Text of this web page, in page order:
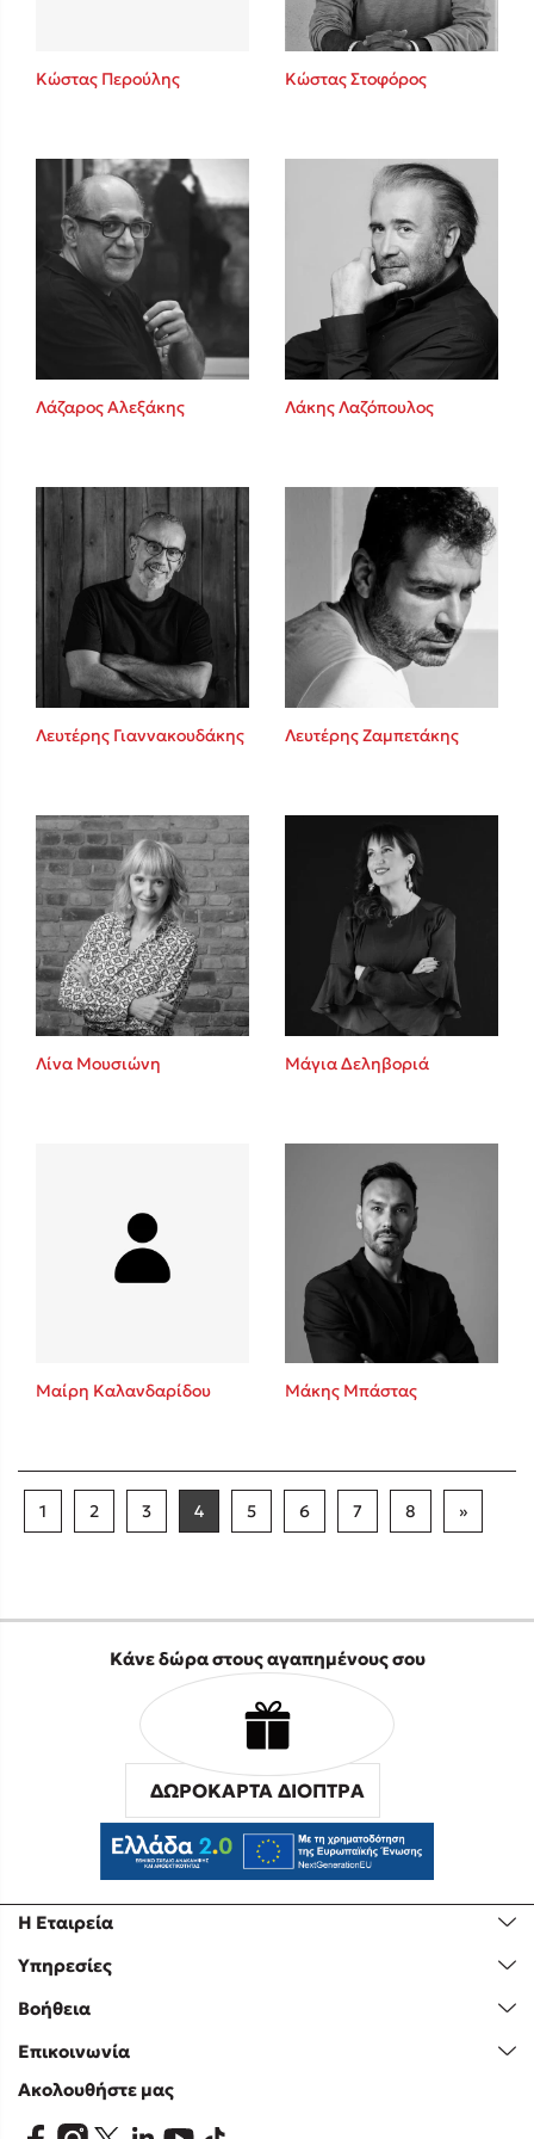
Κώστας Περούλης Κώστας Στοφόρος
Λάζαρος Αλεξάκης Λάκης Λαζόπουλος
Λευτέρης Γιαννακουδάκης Λευτέρης Ζαμπετάκης
Λίνα Μουσιώνη Μάγια Δεληβοριά
Μαίρη Καλανδαρίδου Μάκης Μπάστας
1 2 3 4 5 6 7 8 »
Η Εταιρεία
Υπηρεσίες
Βοήθεια
Επικοινωνία
Κάνε δώρα στους αγαπημένους σου
ΔΩΡΟΚΑΡΤΑ ΔΙΟΠΤΡΑ
Ακολουθήστε μας